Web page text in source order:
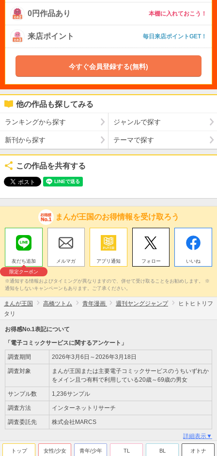
0円作品あり 本棚に入れておこう！
来店ポイント 毎日来店ポイントGET！
今すぐ会員登録する(無料)
他の作品も探してみる
ランキングから探す ジャンルで探す
新刊から探す テーマで探す
この作品を共有する
まんが王国のお得情報を受け取ろう
友だち追加
限定クーポン
メルマガ アプリ通知 フォロー いいね
※通知する情報およびタイミングが異なりますので、併せて受け取ることをお勧めします。 ※
通知をしないキャンペーンもあります。ご了承ください。
まんが王国 高橋ツトム 青年漫画 週刊ヤングジャンプ
ヒトヒトリフ
タリ
お得感No.1表記について
「電子コミックサービスに関するアンケート」
調査期間 2026年3月6日～2026年3月18日
調査対象
まんが王国または主要電子コミックサービスのうちいずれか
をメイン且つ有料で利用している20歳～69歳の男女
サンプル数 1,236サンプル
調査方法 インターネットリサーチ
調査委託先 株式会社MARCS
詳細表示▼
トップ 女性/少女 青年/少年 TL BL オトナ